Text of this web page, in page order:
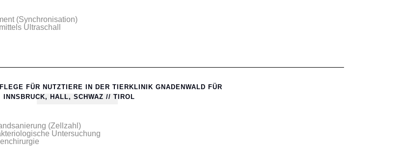
(Synchronisation)
Ultraschall
FÜR NUTZTIERE IN DER TIERKLINIK GNADENWALD FÜR
INNSBRUCK, HALL, SCHWAZ // TIROL
(Zellzahl)
Untersuchung